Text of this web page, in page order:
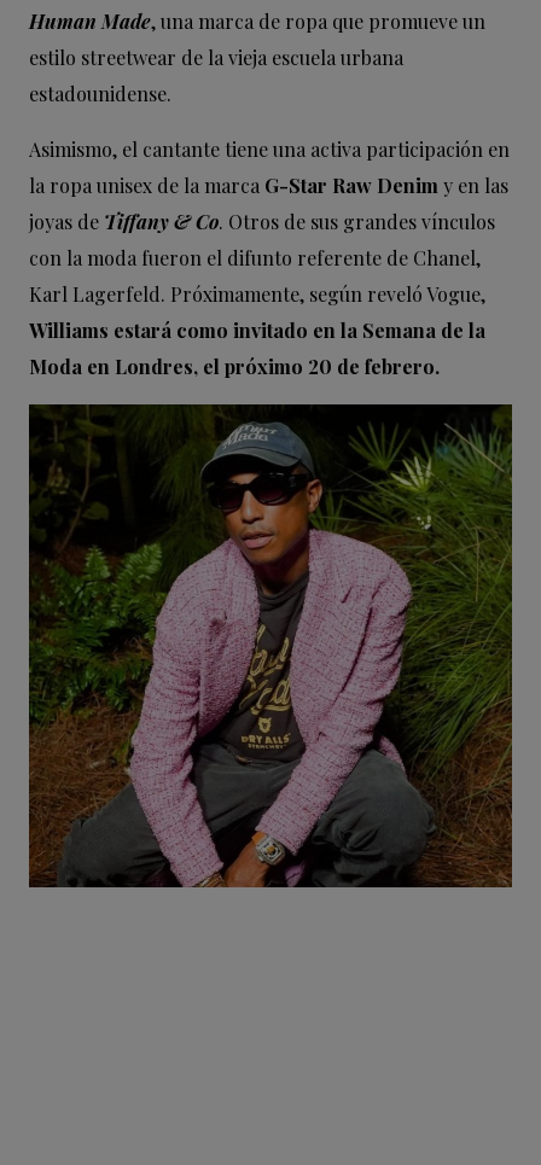
Human Made, una marca de ropa que promueve un
estilo streetwear de la vieja escuela urbana
estadounidense.
Asimismo, el cantante tiene una activa participación en
la ropa unisex de la marca G-Star Raw Denimy en las
joyas de Tiffany & Co. Otros de sus grandes vínculos
con la moda fueron el difunto referente de Chanel,
Karl Lagerfeld. Próximamente, según reveló Vogue,
Williams estará como invitado en la Semana de la
Moda en Londres, el próximo 20 de febrero.